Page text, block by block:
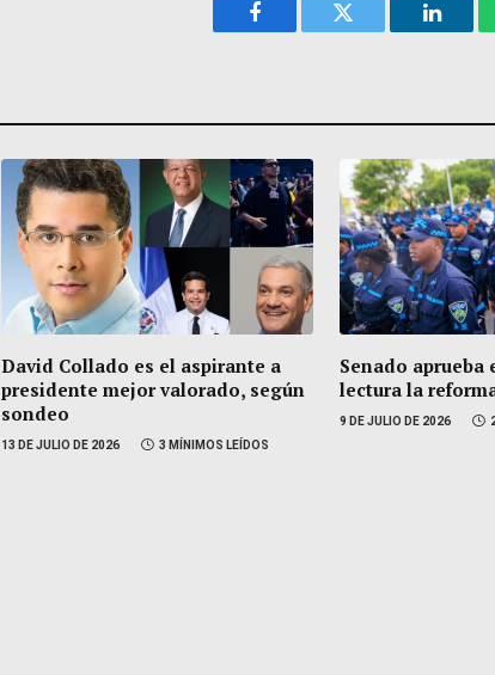
Facebook Twitter
David Collado es el aspirante a
presidente mejor valorado, según
sondeo
13 DE JULIO DE 2026 3 MÍNIMOS LEÍDOS
Senado aprueba
lectura la
9 DE JULIO DE 2026